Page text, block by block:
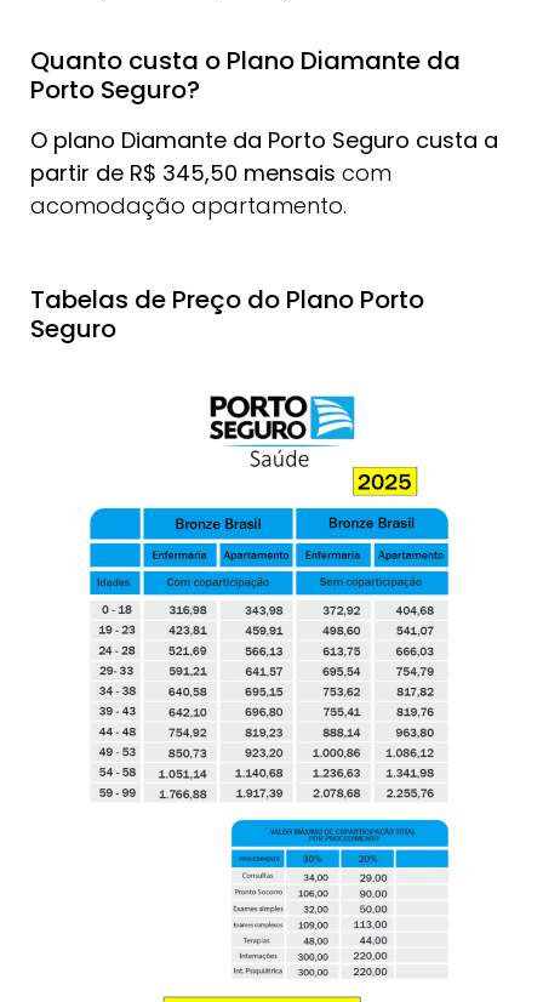
Quanto custa o Plano Diamante da
Porto Seguro?
O plano Diamante da Porto Seguro custa a
partir de R$ 345,50 mensais com
acomodação apartamento.
Tabelas de Preço do Plano Porto
Seguro